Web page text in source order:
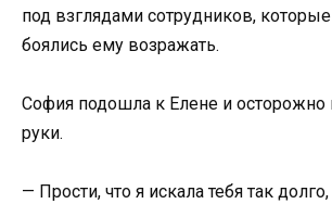
под взглядами сотрудников,
боялись ему возражать.
София подошла к Елене и осторожно
руки.
— Прости, что я искала тебя так